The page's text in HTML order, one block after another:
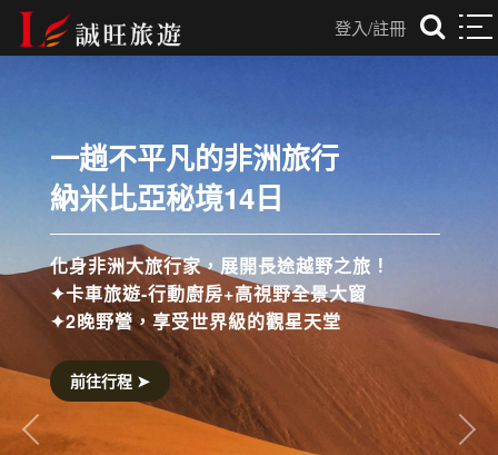
登入/註冊
光是五星住宿還不夠
這趟我們連米其林也打包
從河內米其林餐廳到畢比登小吃，
從祕境蘭夏灣 遊船到湖畔五星旅宿，
我們把北越最迷人的精華，一次呈上。
前往行程 ➤
往前 往後